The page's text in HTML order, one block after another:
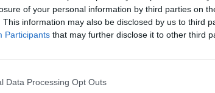
of your personal information by third parties on
This information may also be disclosed by us to third
Participants that may further disclose it to other third
Data Processing Opt Outs
2025AI-boom, fintech innovációk, digitális
fejlődése? Erről lesz szó május 27-én a Portfolio
az alapszáma díjcsökkenéséről, illetve